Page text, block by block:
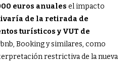
euros anuales el impacto
de la retirada de
turísticos y VUT de
Booking y similares, como
restrictiva de la nueva